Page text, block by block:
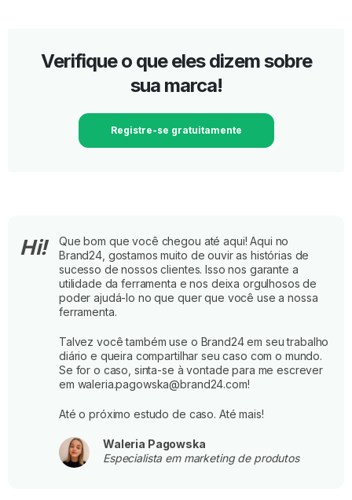
Verifique o que eles dizem sobre
sua marca!
Registre-se gratuitamente
Hi!
Que bom que você chegou até aqui! Aqui no
Brand24, gostamos muito de ouvir as histórias de
sucesso de nossos clientes. Isso nos garante a
utilidade da ferramenta e nos deixa orgulhosos de
poder ajudá-lo no que quer que você use a nossa
ferramenta.
Talvez você também use o Brand24 em seu trabalho
diário e queira compartilhar seu caso com o mundo.
Se for o caso, sinta-se à vontade para me escrever
em waleria.pagowska@brand24.com!
Até o próximo estudo de caso. Até mais!
Waleria Pagowska
Especialista em marketing de produtos